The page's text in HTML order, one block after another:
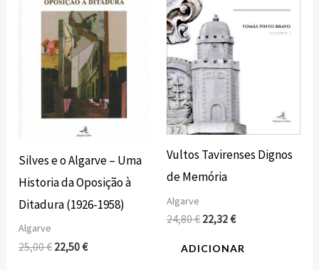
Silves e o Algarve – Uma
Historia da Oposição à
Ditadura (1926-1958)
Algarve
25,00€
25,00 €.
22,50€
22,50 €.
Vultos Tavirenses Dignos
de Memória
Algarve
24,80€
24,80 €.
22,32€
ADICIONAR